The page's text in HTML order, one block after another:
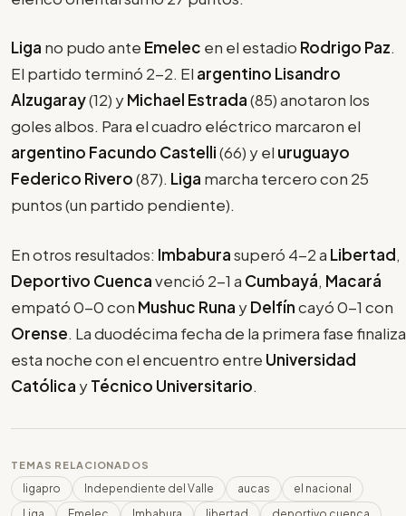
Liga no pudo ante Emelec en el estadio Rodrigo Paz.
El partido terminó 2-2. El argentino Lisandro
Alzugaray(12) yMichael Estrada(85) anotaron los
goles albos. Para el cuadro eléctrico marcaron el
argentino Facundo Castelli(66) y el uruguayo
Federico Rivero(87). Liga marcha tercero con 25
puntos (un partido pendiente).
En otros resultados: Imbaburasuperó 4-2 a Libertad,
Deportivo Cuencavenció 2-1 a Cumbayá, Macará
empató 0-0 con Mushuc Runa yDelfíncayó 0-1 con
Orense. La duodécima fecha de la primera fase finaliza
esta noche con el encuentro entre Universidad
Católica yTécnico Universitario.
TEMAS RELACIONADOS
ligapro Independiente del Valle aucas
el nacional
Liga
Emelec Imbabura libertad
deportivo cuenca